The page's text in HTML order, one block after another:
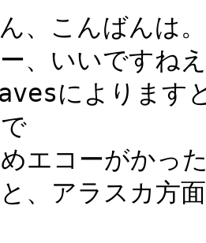
、こんばんは。
、いいですね
によりま
エコーがかっ
、アラスカ方